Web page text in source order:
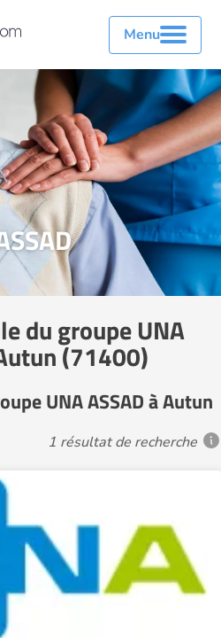
Menu
du groupe UNA
(71400)
UNA ASSAD à Autun
1 résultat de recherche